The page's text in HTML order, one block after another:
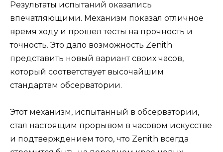
Результаты испытаний оказались
впечатляющими. Механизм показал отличное
время ходу и прошел тесты на прочность и
точность. Это дало возможность Zenith
представить новый вариант своих часов,
который соответствует высочайшим
стандартам обсерватории.
Этот механизм, испытанный в обсерватории,
стал настоящим прорывом в часовом искусстве
и подтверждением того, что Zenith всегда